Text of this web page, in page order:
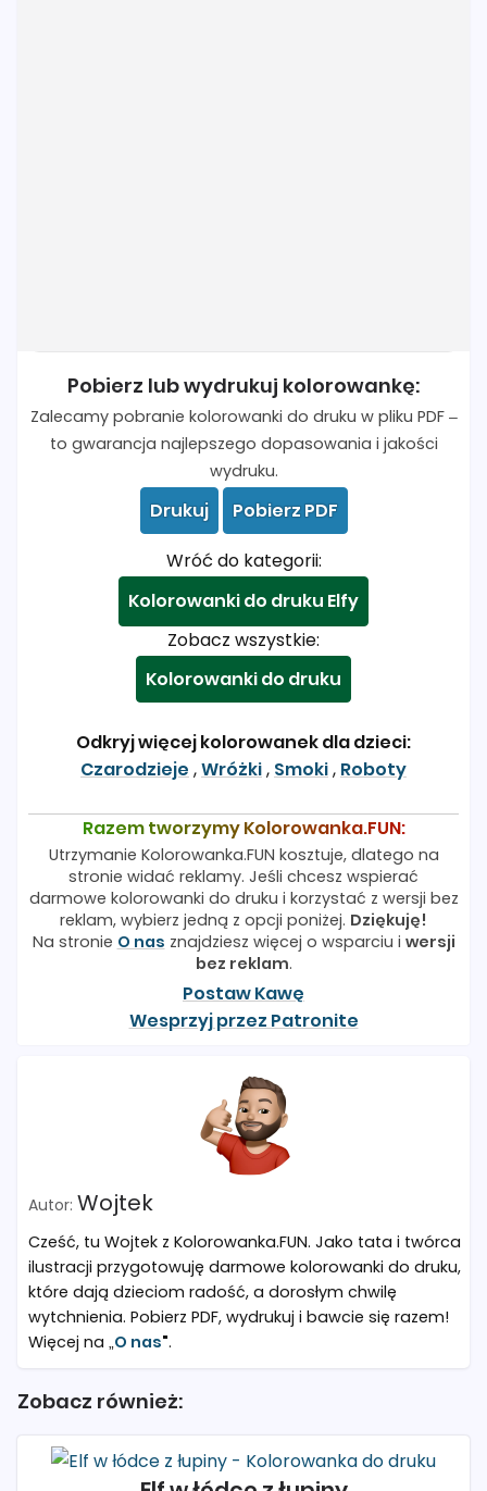
Pobierz lub wydrukuj kolorowankę:
Zalecamy pobranie kolorowanki do druku w pliku PDF –
to gwarancja najlepszego dopasowania i jakości
wydruku.
Drukuj
Pobierz PDF
Wróć do kategorii:
Kolorowanki do druku Elfy
Zobacz wszystkie:
Kolorowanki do druku
Odkryj więcej kolorowanek dla dzieci:
Czarodzieje ,Wróżki, Smoki, Roboty
Razem tworzymy Kolorowanka.FUN:
Utrzymanie Kolorowanka.FUN kosztuje, dlatego na
stronie widać reklamy. Jeśli chcesz wspierać
darmowe kolorowanki do druku i korzystać z wersji bez
reklam, wybierz jedną z opcji poniżej. Dziękuję!
Na stronie O nas znajdziesz więcej o wsparciu i wersji
bez reklam.
Postaw Kawę
Wesprzyj przez Patronite
Wojtek
Cześć, tu Wojtek z Kolorowanka.FUN. Jako tata i twórca
ilustracji przygotowuję darmowe kolorowanki do druku,
które dają dzieciom radość, a dorosłym chwilę
wytchnienia. Pobierz PDF, wydrukuj i bawcie się razem!
Więcej na „O nas".
Zobacz również: